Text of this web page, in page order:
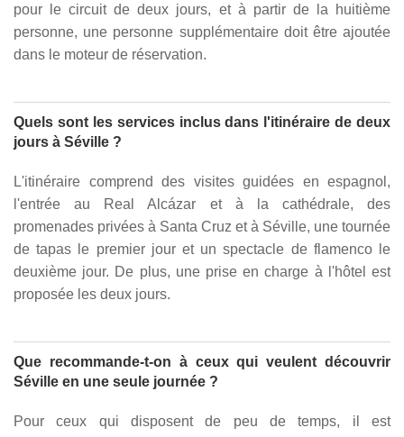
pour le circuit de deux jours, et à partir de la huitième
personne, une personne supplémentaire doit être ajoutée
dans le moteur de réservation.
Quels sont les services inclus dans l'itinéraire de deux
jours à Séville ?
L'itinéraire comprend des visites guidées en espagnol,
l'entrée au Real Alcázar et à la cathédrale, des
promenades privées à Santa Cruz et à Séville, une tournée
de tapas le premier jour et un spectacle de flamenco le
deuxième jour. De plus, une prise en charge à l'hôtel est
proposée les deux jours.
Que recommande-t-on à ceux qui veulent découvrir
Séville en une seule journée ?
Pour ceux qui disposent de peu de temps, il est